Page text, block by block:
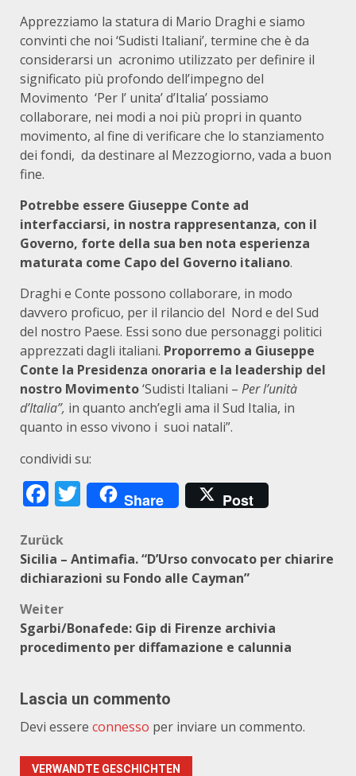
Apprezziamo la statura di Mario Draghi e siamo
convinti che noi ‘Sudisti Italiani’, termine che è da
considerarsi un acronimo utilizzato per definire il
significato più profondo dell’impegno del
Movimento ‘Per l’ unita’ d’Italia’ possiamo
collaborare, nei modi a noi più propri in quanto
movimento, al fine di verificare che lo stanziamento
dei fondi, da destinare al Mezzogiorno, vada a buon
fine.
Potrebbe essere Giuseppe Conte ad
interfacciarsi, in nostra rappresentanza, con il
Governo, forte della sua ben nota esperienza
maturata come Capo del Governo italiano.
Draghi e Conte possono collaborare, in modo
davvero proficuo, per il rilancio del Nord e del Sud
del nostro Paese. Essi sono due personaggi politici
apprezzati dagli italiani. Proporremo a Giuseppe
Conte la Presidenza onoraria e la leadership del
nostro Movimento‘Sudisti Italiani – Per l’unità
d’Italia”, in quanto anch’egli ama il Sud Italia, in
quanto in esso vivono i suoi natali”.
condividi su:
Facebook
Twitter
Share Post
Beitragsnavigation
Zurück
Sicilia – Antimafia. “D’Urso convocato per chiarire
dichiarazioni su Fondo alle Cayman”
Weiter
Sgarbi/Bonafede: Gip di Firenze archivia
procedimento per diffamazione e calunnia
Lascia un commento
Devi essere connesso per inviare un commento.
VERWANDTE GESCHICHTEN